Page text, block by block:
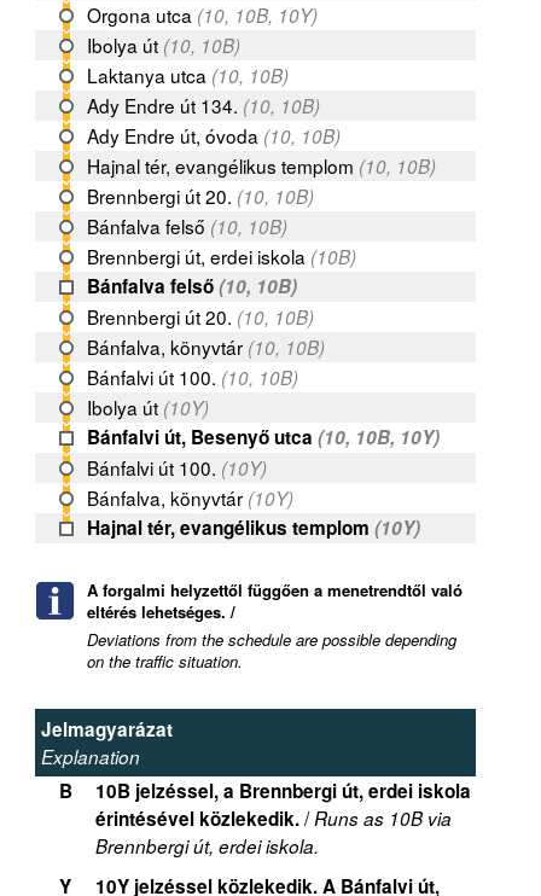
Orgona utca (10, 10B, 10Y)
Ibolya út (10, 10B)
Laktanya utca (10, 10B)
Ady Endre út 134. (10, 10B)
Ady Endre út, óvoda (10, 10B)
Hajnal tér, evangélikus templom (10, 10B)
Brennbergi út 20. (10, 10B)
Bánfalva felső (10, 10B)
Brennbergi út, erdei iskola (10B)
Bánfalva felső(10, 10B)
Brennbergi út 20. (10, 10B)
Bánfalva, könyvtár (10, 10B)
Bánfalvi út 100. (10, 10B)
Ibolya út (10Y)
Bánfalvi út, Besenyő utca (10, 10B, 10Y)
Bánfalvi út 100. (10Y)
Bánfalva, könyvtár (10Y)
Hajnal tér, evangélikus templom (10Y)
A forgalmi helyzettől függően a menetrendtől való
eltérés lehetséges. /
Deviations from the schedule are possible depending
on the traffic situation.
Jelmagyarázat
Explanation
B
10B jelzéssel, a Brennbergi út, erdei iskola
érintésével közlekedik./Runs as 10B via
Brennbergi út, erdei iskola.
Y 10Y jelzéssel közlekedik. A Bánfalvi út,